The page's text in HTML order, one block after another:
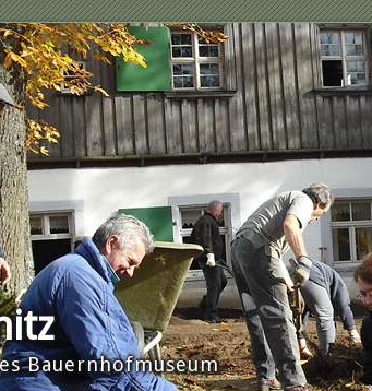
Bauernhofmuseum